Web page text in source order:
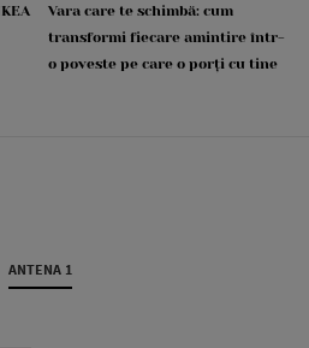
Vara care te schimbă: cum
transformi fiecare amintire într-
o poveste pe care o porți cu tine
ANTENA 1